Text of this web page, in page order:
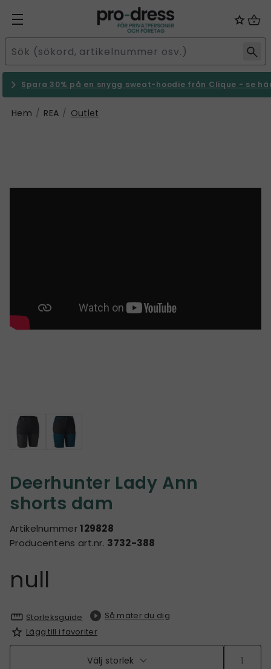
Spara 30% på en snygg sweat-hoodie från Clique - se
Hem REA Outlet
Deerhunter Lady Ann
shorts dam
Artikelnummer129828
Producentens art.nr. 3732-388
null
Storleksguide
Så mäter du dig
Lägg till i favoriter
Välj storlek